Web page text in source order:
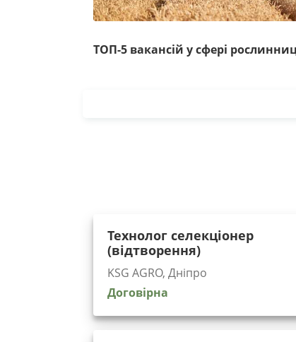
ТОП-5 вакансій у сфері
Технолог селекціонер
(відтворення)
KSG AGRO, Дніпро
Договірна